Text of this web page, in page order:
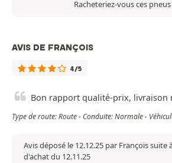
Racheteriez-vous ces pneus
AVIS DE FRANÇOIS
4/5
Bon rapport qualité-prix, livraison
Type de route: Route - Conduite: Normale -
Avis déposé le 12.12.25 par François suite
d'achat du 12.11.25